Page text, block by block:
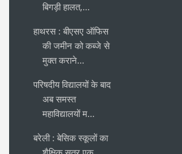
बिगड़ी हालत,...
हाथरस : बीएसए ऑफिस
की जमीन को कब्जे से
मुक्त कराने...
परिषदीय विद्यालयों के बाद
अब समस्त
महाविद्यालयों म...
बरेली : बेसिक स्कूलों का